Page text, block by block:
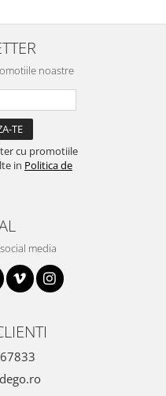
noastre
cu promotiile
in Politica de
media